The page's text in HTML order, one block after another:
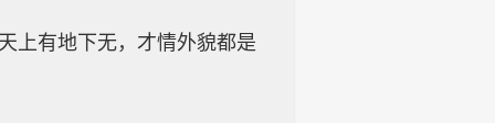
上有地下无，才情外貌都是